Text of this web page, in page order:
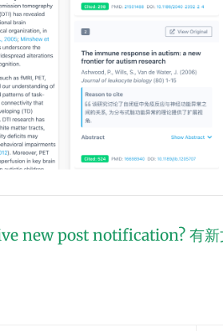
new post notification? 有